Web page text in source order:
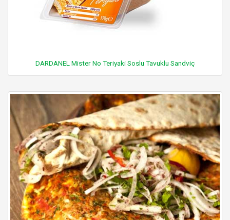
DARDANEL Mister No Teriyaki Soslu Tavuklu Sandviç